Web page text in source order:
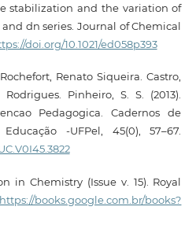
stabilization and the variation of
dn series. Journal of Chemical
doi.org/10.1021/ed058p393
Renato Siqueira. Castro,
Pinheiro, S. S. (2013).
Pedagogica. Cadernos de
-UFPel, 45(0), 57–67.
in Chemistry (Issue v. 15). Royal
https://books.google.com.br/books?